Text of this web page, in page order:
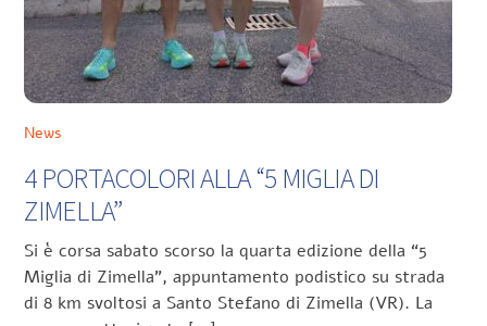
News
4 PORTACOLORI ALLA “5 MIGLIA DI
ZIMELLA”
Si è corsa sabato scorso la quarta edizione della “5
Miglia di Zimella”, appuntamento podistico su strada
di 8 km svoltosi a Santo Stefano di Zimella (VR). La